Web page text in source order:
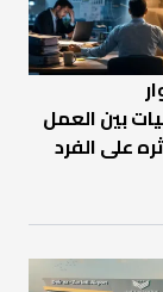
بين العمل
على الفرد